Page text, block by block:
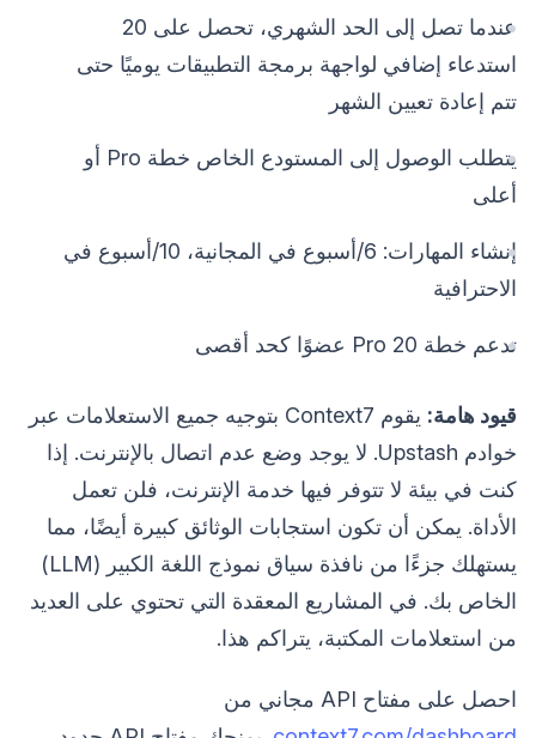
عندما تصل إلى الحد الشهري، تحصل على 20
استدعاء إضافي لواجهة برمجة التطبيقات يوميًا حتى
تتم إعادة تعيين الشهر
يتطلب الوصول إلى المستودع الخاص خطة Pro أو
أعلى
إنشاء المهارات: 6/أسبوع في المجانية، 10/أسبوع في
الاحترافية
تدعم خطة Pro 20 عضوًا كحد أقصى
قيود هامة:
يقوم Context7 بتوجيه جميع الاستعلامات عبر
خوادم Upstash. لا يوجد وضع عدم اتصال بالإنترنت. إذا
كنت في بيئة لا تتوفر فيها خدمة الإنترنت، فلن تعمل
الأداة. يمكن أن تكون استجابات الوثائق كبيرة أيضًا، مما
يستهلك جزءًا من نافذة سياق نموذج اللغة الكبير (LLM)
الخاص بك. في المشاريع المعقدة التي تحتوي على العديد
من استعلامات المكتبة، يتراكم هذا.
احصل على مفتاح API مجاني من